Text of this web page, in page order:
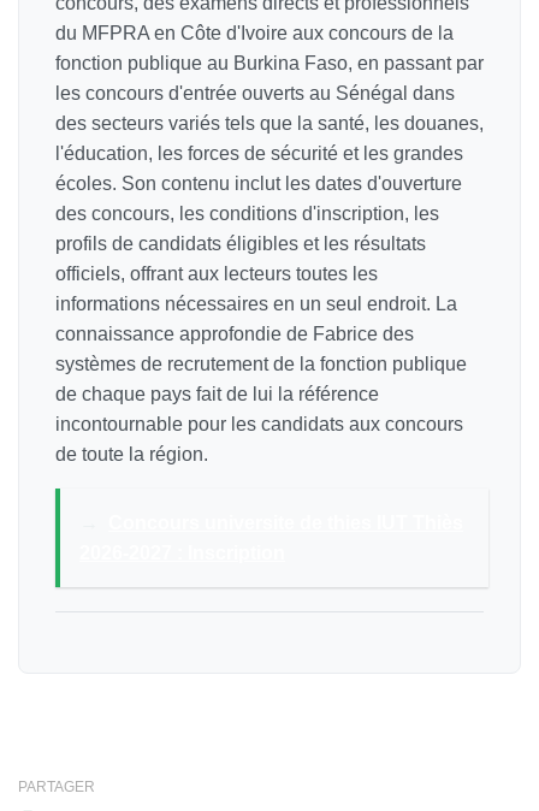
du MFPRA en Côte d'Ivoire aux concours de la
fonction publique au Burkina Faso, en passant par
les concours d'entrée ouverts au Sénégal dans
des secteurs variés tels que la santé, les douanes,
l'éducation, les forces de sécurité et les grandes
écoles. Son contenu inclut les dates d'ouverture
des concours, les conditions d'inscription, les
profils de candidats éligibles et les résultats
officiels, offrant aux lecteurs toutes les
informations nécessaires en un seul endroit. La
connaissance approfondie de Fabrice des
systèmes de recrutement de la fonction publique
de chaque pays fait de lui la référence
incontournable pour les candidats aux concours
de toute la région.
PARTAGER